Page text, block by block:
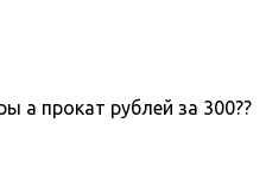
а прокат рублей за 300??